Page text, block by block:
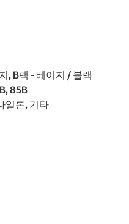
, B팩 - 베이지 / 블랙
85B
일론, 기타